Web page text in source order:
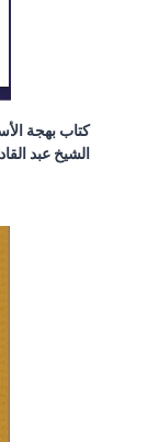
كتاب بهجة
الشيخ عبد